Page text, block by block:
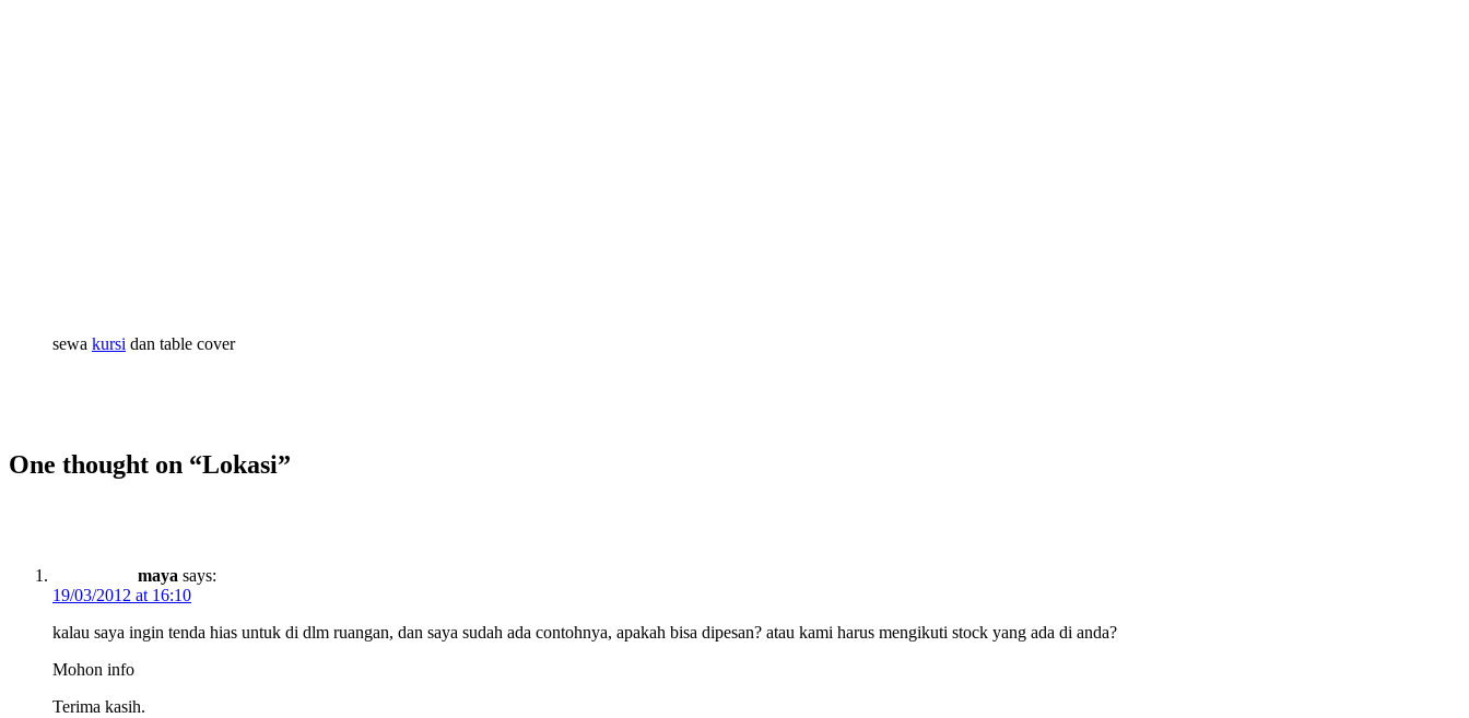
sewa kursi dan table cover
One thought on “Lokasi”
maya says:
19/03/2012 at 16:10
kalau saya ingin tenda hias untuk di dlm ruangan, dan saya sudah ada contohnya, apakah bisa dipesan? atau kami harus mengikuti stock yang ada di anda?
Mohon info
Terima kasih.